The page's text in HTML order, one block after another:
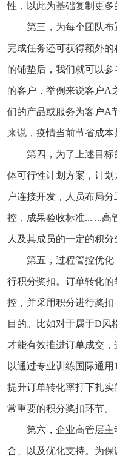
性，以此为基础复制更多
第三，为每个团队布
完成任务还可获得额外
的铺垫后，我们就可以
的客户，举例来说客户A
们的产品或服务为客户A
来说，疫情当前节省成
第四，为了上述目标
体可行性计划方案，计
户连接开发，人员布局
控，成果验收标准... ...高
人及其成员的一定的积分
第五，过程管控优化
行积分奖扣。订单转化
控，并采用积分进行奖
目的。比如对于属于D风
才能有效推进订单成交
以通过专业训练国际通
提升订单转化率打下扎
常重要的积分奖扣环节。
第六，企业高管层主
合、以及优化支持。为